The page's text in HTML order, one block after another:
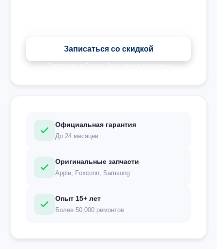
Записаться со скидкой
Официальная гарантия
До 24 месяцев
Оригинальные запчасти
Apple, Foxconn, Samsung
Опыт 15+ лет
Более 50,000 ремонтов